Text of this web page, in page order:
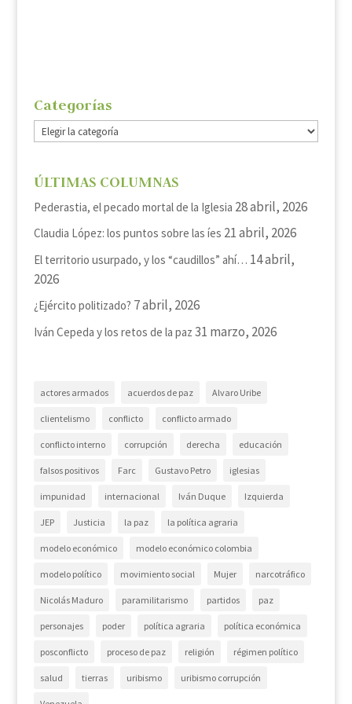
Categorías
Categorías
ÚLTIMAS COLUMNAS
Pederastia, el pecado mortal de la Iglesia 28 abril, 2026
Claudia López: los puntos sobre las íes 21 abril, 2026
El territorio usurpado, y los “caudillos” ahí… 14 abril,
2026
¿Ejército politizado? 7 abril, 2026
Iván Cepeda y los retos de la paz 31 marzo, 2026
actores armados acuerdos de paz Alvaro Uribe
clientelismo conflicto conflicto armado
conflicto interno corrupción derecha educación
falsos positivos Farc Gustavo Petro iglesias
impunidad internacional Iván Duque Izquierda
JEP Justicia la paz la política agraria
modelo económico modelo económico colombia
modelo político movimiento social Mujer narcotráfico
Nicolás Maduro paramilitarismo partidos paz
personajes poder política agraria política económica
posconflicto proceso de paz religión régimen político
salud tierras uribismo uribismo corrupción